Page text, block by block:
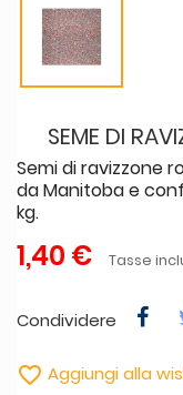
SEME DI
Semi di ravizzone
da Manitoba e
kg.
1,40 € Tasse
Condividere
 Aggiungi alla